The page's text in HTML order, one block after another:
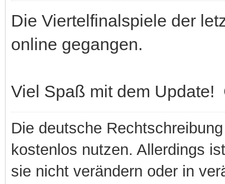
Die Viertelfinalspiele der
online gegangen.
Viel Spaß mit dem Update!
Die deutsche
kostenlos nutzen. Allerdings
sie nicht verändern oder in